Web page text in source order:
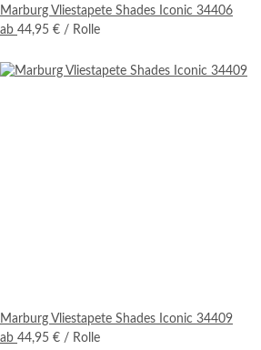
Marburg Vliestapete Shades Iconic 34406
ab 44,95 € / Rolle
Marburg Vliestapete Shades Iconic 34409
ab 44,95 € / Rolle